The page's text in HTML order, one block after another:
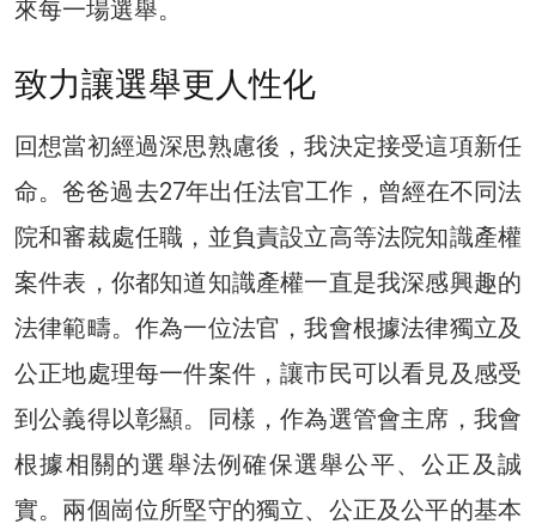
來每一場選舉。
致力讓選舉更人性化
回想當初經過深思熟慮後，我決定接受這項新任
命。爸爸過去27年出任法官工作，曾經在不同法
院和審裁處任職，並負責設立高等法院知識產權
案件表，你都知道知識產權一直是我深感興趣的
法律範疇。作為一位法官，我會根據法律獨立及
公正地處理每一件案件，讓市民可以看見及感受
到公義得以彰顯。同樣，作為選管會主席，我會
根據相關的選舉法例確保選舉公平、公正及誠
實。兩個崗位所堅守的獨立、公正及公平的基本